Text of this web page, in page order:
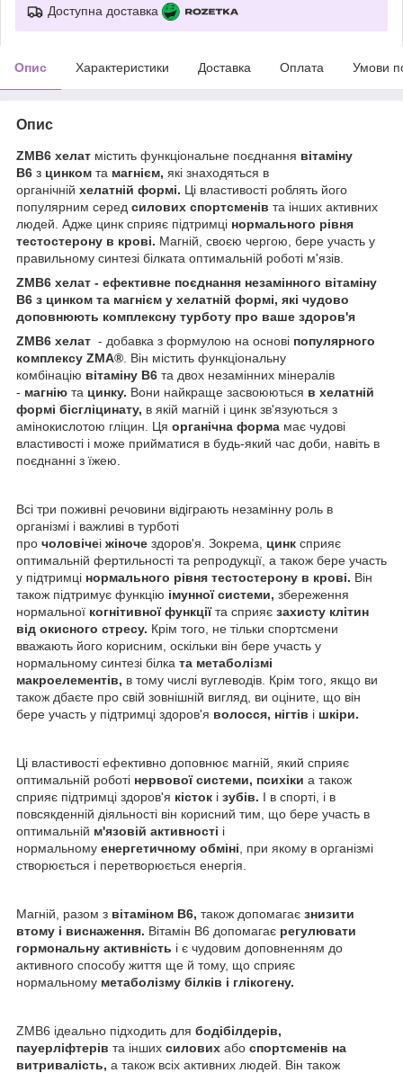
Доступна доставка
Опис Характеристики Доставка Оплата Умови
Опис
ZMB6 хелат містить функціональне поєднання вітаміну
В6 з цинком та магнієм, які знаходяться в
органічній хелатній формі. Ці властивості роблять його
популярним серед силових спортсменів та інших активних
людей. Адже цинк сприяє підтримці нормального рівня
тестостерону в крові. Магній, своєю чергою, бере участь у
правильному синтезі білката оптимальній роботі м'язів.
ZMB6 хелат - ефективне поєднання незамінного вітаміну
В6 з цинком та магнієм у хелатній формі, які чудово
доповнюють комплексну турботу про ваше здоров'я
ZMB6 хелат - добавка з формулою на основі популярного
комплексу ZMA® . Він містить функціональну
комбінацію вітаміну В6 та двох незамінних мінералів
- магнію та цинку. Вони найкраще засвоюються в хелатній
формі бісгліцинату, в якій магній і цинк зв'язуються з
амінокислотою гліцин. Ця органічна форма має чудові
властивості і може прийматися в будь-який час доби, навіть в
поєднанні з їжею.
Всі три поживні речовини відіграють незамінну роль в
організмі і важливі в турботі
про чоловічеі жіноче здоров'я. Зокрема, цинк сприяє
оптимальній фертильності та репродукції, а також бере участь
у підтримці нормального рівня тестостерону в крові. Він
також підтримує функцію імунної системи, збереження
нормальної когнітивної функціїта сприяє захисту клітин
від окисного стресу. Крім того, не тільки спортсмени
вважають його корисним, оскільки він бере участь у
нормальному синтезі білка та метаболізмі
макроелементів, в тому числі вуглеводів. Крім того, якщо ви
також дбаєте про свій зовнішній вигляд, ви оціните, що він
бере участь у підтримці здоров'я волосся, нігтів і шкіри.
Ці властивості ефективно доповнює магній, який сприяє
оптимальній роботі нервової системи, психіки а також
сприяє підтримці здоров'я кісток і зубів. І в спорті, і в
повсякденній діяльності він корисний тим, що бере участь в
оптимальній м'язовій активності і
нормальному енергетичному обміні , при якому в організмі
створюється і перетворюється енергія.
Магній, разом з вітаміном В6, також допомагає знизити
втому і виснаження. Вітамін В6 допомагає регулювати
гормональну активність і є чудовим доповненням до
активного способу життя ще й тому, що сприяє
нормальному метаболізму білків і глікогену.
ZMB6 ідеально підходить для бодібілдерів,
пауерліфтерів та інших силових або спортсменів на
витривалість, а також всіх активних людей. Він також